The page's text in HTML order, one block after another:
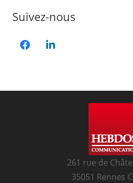
Suivez-nous
261 rue de
35051 Rennes